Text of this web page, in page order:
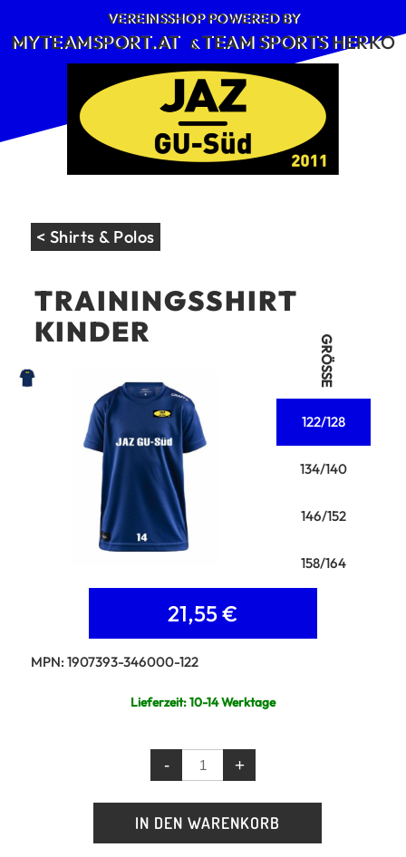
content
VEREINSSHOP POWERED BY
MYTEAMSPORT.AT&TEAM SPORTS HERKO
< Shirts & Polos
TRAININGSSHIRT
KINDER
Ursprünglicher
Preis
26,80 €
21,55€
Preis
21,55 €.
Lieferzeit: 10-14 Werktage
122/128
134/140
146/152
158/164
MPN: 1907393-346000-122
Lieferzeit:10-14 Werktage
-
Trainingsshirt
Kinder
Menge
+
IN DEN WARENKORB